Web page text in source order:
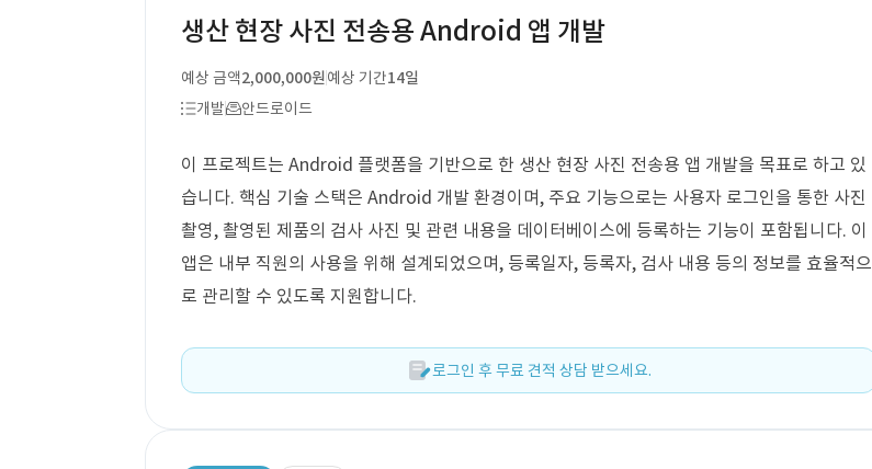
생산 현장 사진 전송용 Android 앱 개발
예상 금액2,000,000원예상 기간14일
개발
안드로이드
이 프로젝트는 Android 플랫폼을 기반으로 한 생산 현장 사진 전송용 앱 개발을 목표로 하고 있
습니다. 핵심 기술 스택은 Android 개발 환경이며, 주요 기능으로는 사용자 로그인을 통한 사진
촬영, 촬영된 제품의 검사 사진 및 관련 내용을 데이터베이스에 등록하는 기능이 포함됩니다. 이
앱은 내부 직원의 사용을 위해 설계되었으며, 등록일자, 등록자, 검사 내용 등의 정보를 효율적으
로 관리할 수 있도록 지원합니다.
로그인 후 무료 견적 상담 받으세요.